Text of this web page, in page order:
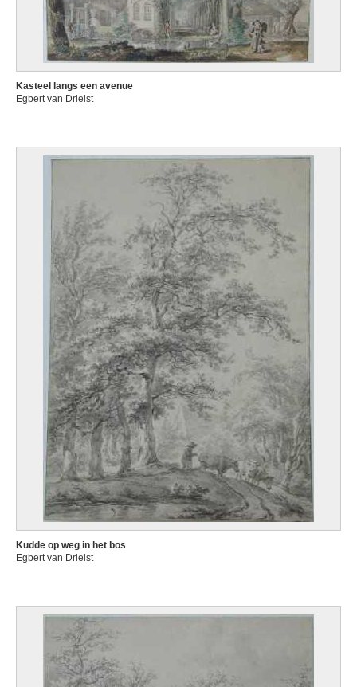
Kasteel langs een avenue
Egbert van Drielst
Kudde op weg in het bos
Egbert van Drielst